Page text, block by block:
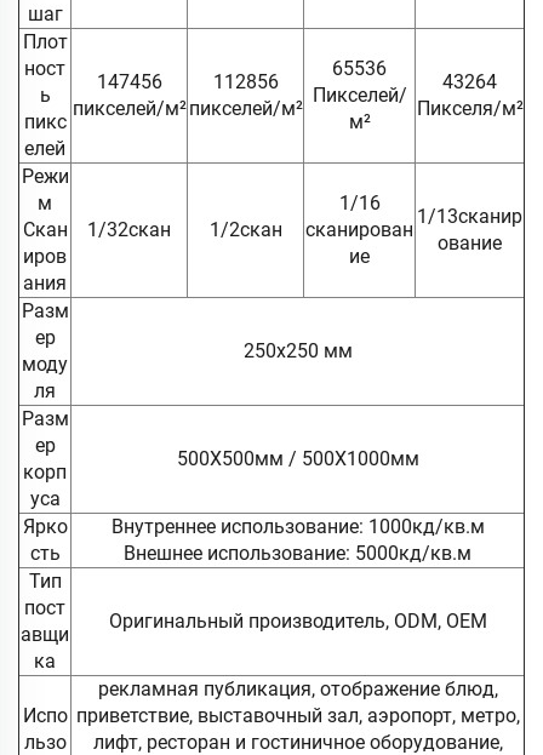
шаг
Плот
ност
ь
пикс
елей
147456
пикселей/м²
112856
пикселей/м²
65536
Пикселей/
м²
43264
Пикселя/м²
Режи
м
Скан
иров
ания
1/32скан 1/2скан
1/16
сканирован
ие
1/13сканир
ование
Разм
ер
моду
ля
250х250 мм
Разм
ер
корп
уса
500X500мм / 500X1000мм
Ярко
сть
Внутреннее использование: 1000кд/кв.м
Внешнее использование: 5000кд/кв.м
Тип
пост
авщи
ка
Оригинальный производитель, ODM, OEM
Испо
льзо
рекламная публикация, отображение блюд,
приветствие, выставочный зал, аэропорт, метро,
лифт, ресторан и гостиничное оборудование,